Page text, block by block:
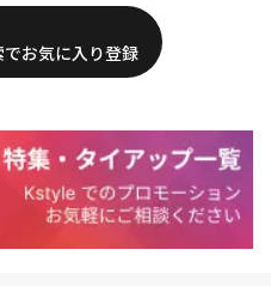
お気に入り登録